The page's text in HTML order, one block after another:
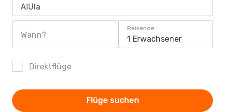
AlUla
Wann?
Reisende
1 Erwachsener
Direktflüge
Flüge suchen